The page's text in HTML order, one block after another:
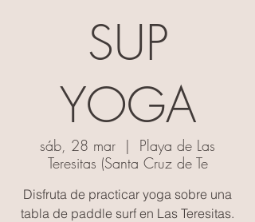
SUP
YOGA
sáb, 28 mar
  |
Playa de Las
Teresitas (Santa Cruz de Te
Disfruta de practicar yoga sobre una
tabla de paddle surf en Las Teresitas.